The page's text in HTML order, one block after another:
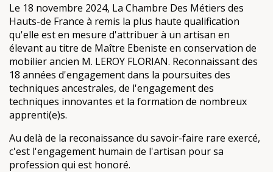
Le 18 novembre 2024, La Chambre Des Métiers des
Hauts-de France à remis la plus haute qualification
qu'elle est en mesure d'attribuer à un artisan en
élevant au titre de Maître Ebeniste en conservation de
mobilier ancien M. LEROY FLORIAN. Reconnaissant des
18 années d'engagement dans la poursuites des
techniques ancestrales, de l'engagement des
techniques innovantes et la formation de nombreux
apprenti(e)s.
Au delà de la reconaissance du savoir-faire rare exercé,
c'est l'engagement humain de l'artisan pour sa
profession qui est honoré.